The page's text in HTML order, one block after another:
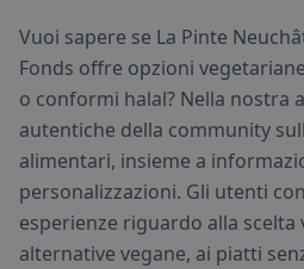
Vuoi sapere se La Pinte
Fonds offre opzioni
o conformi halal? Nella nostra
autentiche della community
alimentari, insieme a
personalizzazioni. Gli utenti
esperienze riguardo alla scelta
alternative vegane, ai piatti